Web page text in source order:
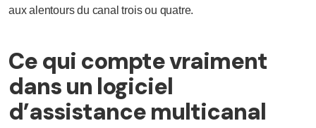
aux alentours du canal trois ou quatre.
Ce qui compte vraiment
dans un logiciel
d’assistance multicanal